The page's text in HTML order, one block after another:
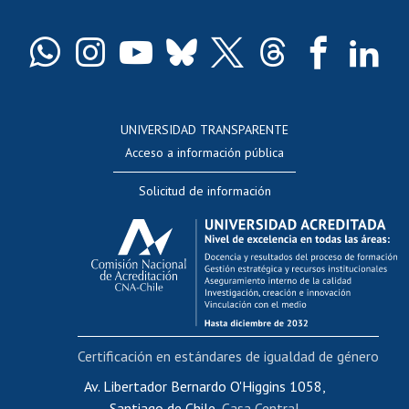
Docentes
Evaluación docente
Calificación académica
Postulación al AUCAI
Funcionarias/os
Cursos internos de capacitación
Bienestar del personal
Portal de movilidad interna
Certificado de renta
UNIVERSIDAD TRANSPARENTE
Acceso a información pública
Solicitud de información
Av. Libertador Bernardo O'Higgins 1058,
Certificación en estándares de igualdad de género